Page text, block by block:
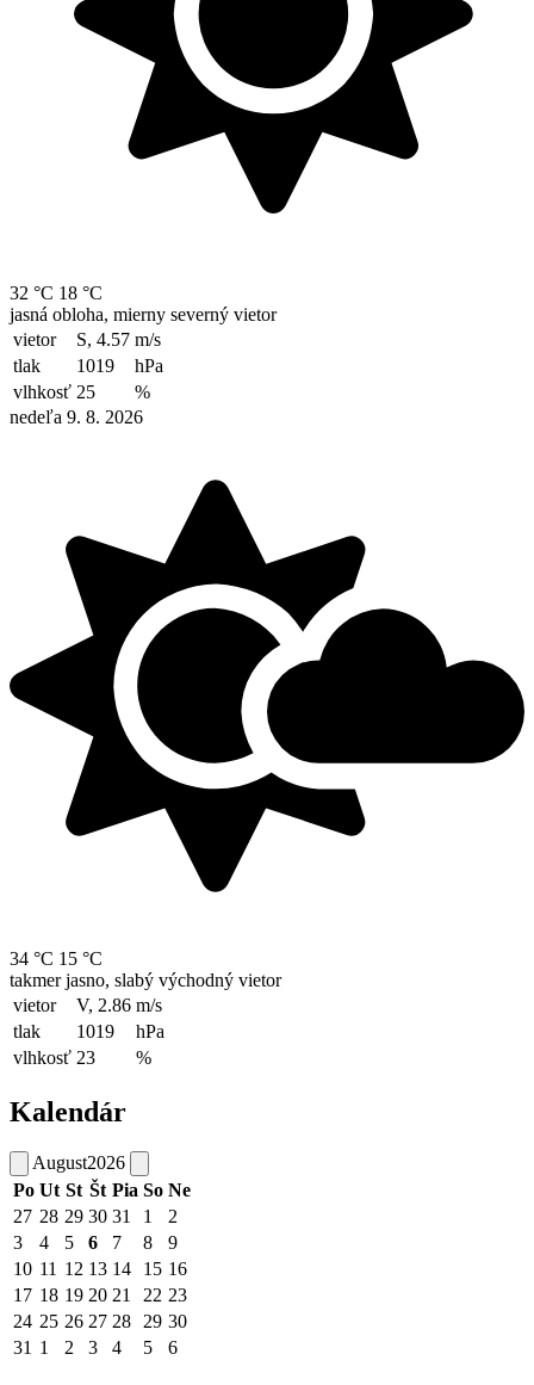
32 °C 18 °C
jasná obloha, mierny severný vietor
vietor
S, 4.57 m/s
tlak
1019
hPa
vlhkosť 25
%
nedeľa 9. 8. 2026
34 °C 15 °C
takmer jasno, slabý východný vietor
vietor
V, 2.86 m/s
tlak
1019
hPa
vlhkosť 23 %
Kalendár
August2026
Po Ut St Št Pia So Ne
27 28 29 30 31 1
2
3
4 5 6 7 8
9
10 11 12 13 14 15 16
17 18 19 20 21 22 23
24 25 26 27 28 29 30
31 1 2 3 4 5 6